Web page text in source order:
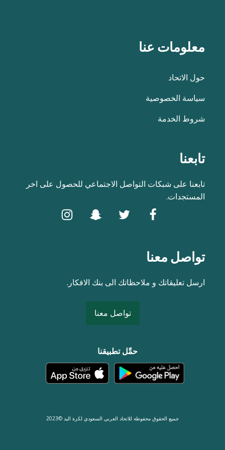
معلومات عنا
حول الاتحاد
سياسة الخصوصية
شروط الخدمة
تابعنا
تابعنا على شبكات التواصل الاجتماعي للحصول على اخر
المستجدات.
تواصل معنا
ارسل تعليقاتك و ملاحظاتك الى بنك الافكار.
تواصل معنا
حمِّل تطبيقنا
جميع الحقوق محفوظة للاتحاد العربي السعودي لكرة اليد ©2023